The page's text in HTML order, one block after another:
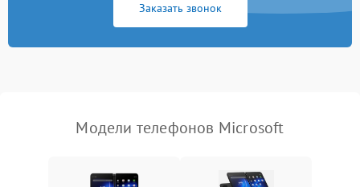
Заказать звонок
Модели телефонов Microsoft